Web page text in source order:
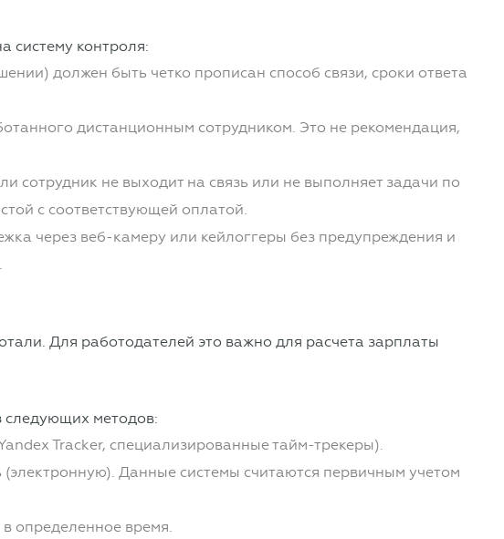
систему контроля:
должен быть четко прописан способ связи, сроки ответа
дистанционным сотрудником. Это не рекомендация,
сотрудник не выходит на связь или не выполняет задачи по
с соответствующей оплатой.
через веб-камеру или кейлоггеры без предупреждения и
Для работодателей это важно для расчета зарплаты
следующих методов:
Tracker, специализированные тайм-трекеры).
Данные системы считаются первичным учетом
определенное время.